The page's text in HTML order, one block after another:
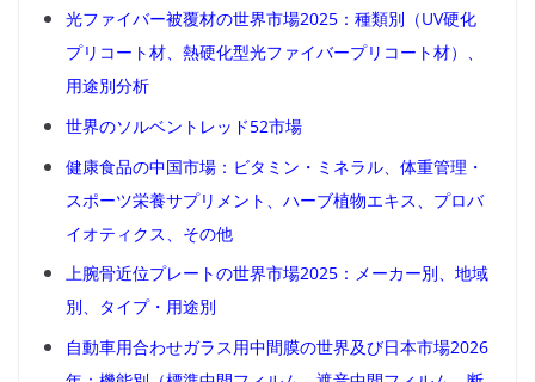
光ファイバー被覆材の世界市場2025：種類別（UV硬化
プリコート材、熱硬化型光ファイバープリコート材）、
用途別分析
世界のソルベントレッド52市場
健康食品の中国市場：ビタミン・ミネラル、体重管理・
スポーツ栄養サプリメント、ハーブ植物エキス、プロバ
イオティクス、その他
上腕骨近位プレートの世界市場2025：メーカー別、地域
別、タイプ・用途別
自動車用合わせガラス用中間膜の世界及び日本市場2026